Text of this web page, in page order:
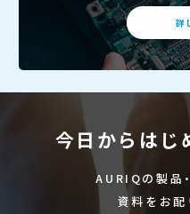
詳
今日からはじ
AURIQの製品
資料をお